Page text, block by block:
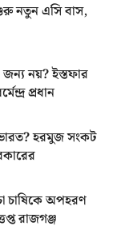
নতুন এসি বাস,
নয়? ইস্তফার
প্রধান
হরমুজ সংকট
চাষিকে অপহরণ
রাজগঞ্জ